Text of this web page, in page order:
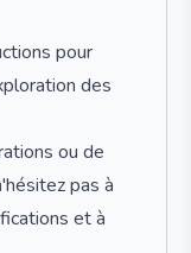
pour
des
ou de
pas à
et à